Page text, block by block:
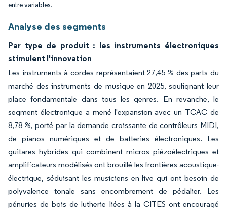
entre variables.
Analyse des segments
Par type de produit : les instruments électroniques
stimulent l'innovation
Les instruments à cordes représentaient 27,45 % des parts du
marché des instruments de musique en 2025, soulignant leur
place fondamentale dans tous les genres. En revanche, le
segment électronique a mené l'expansion avec un TCAC de
8,78 %, porté par la demande croissante de contrôleurs MIDI,
de pianos numériques et de batteries électroniques. Les
guitares hybrides qui combinent micros piézoélectriques et
amplificateurs modélisés ont brouillé les frontières acoustique-
électrique, séduisant les musiciens en live qui ont besoin de
polyvalence tonale sans encombrement de pédalier. Les
pénuries de bois de lutherie liées à la CITES ont encouragé